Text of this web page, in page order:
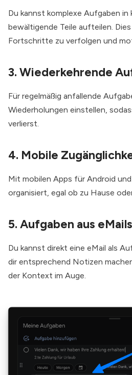
Du kannst komplexe Aufgaben in
bewältigende Teile aufteilen.
Fortschritte zu verfolgen und
3. Wiederkehrende
Für regelmäßig anfallende
Wiederholungen einstellen,
verlierst.
4. Mobile
Mit mobilen Apps für Android
organisiert, egal ob zu Hause
5. Aufgaben aus eMails
Du kannst direkt eine eMail als
dir entsprechend Notizen
der Kontext im Auge.